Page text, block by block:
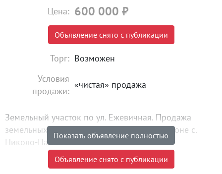
Цена: 600 000 ₽
Объявление снято с публикации
Торг: Возможен
Условия
продажи:
«чистая» продажа
Земельный участок по ул. Ежевичная. Продажа
земельных участков в развивающемся районе с.
Николо-Павловское.
Категория земель в данный момент ЗНП (земли
населённых пунктов).
Показать объявление полностью
Объявление снято с публикации